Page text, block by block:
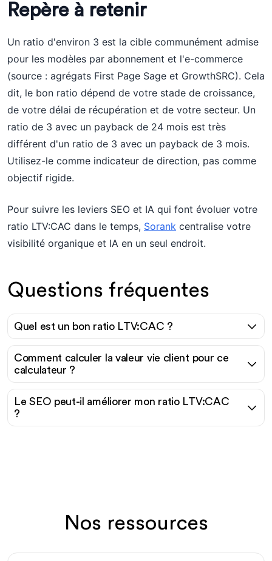
Repère à retenir
Un ratio d'environ 3 est la cible communément admise
pour les modèles par abonnement et l'e-commerce
(source : agrégats First Page Sage et GrowthSRC). Cela
dit, le bon ratio dépend de votre stade de croissance,
de votre délai de récupération et de votre secteur. Un
ratio de 3 avec un payback de 24 mois est très
différent d'un ratio de 3 avec un payback de 3 mois.
Utilisez-le comme indicateur de direction, pas comme
objectif rigide.
Pour suivre les leviers SEO et IA qui font évoluer votre
ratio LTV:CAC dans le temps, Sorank centralise votre
visibilité organique et IA en un seul endroit.
Questions fréquentes
Quel est un bon ratio LTV:CAC ?
Comment calculer la valeur vie client pour ce
calculateur ?
Le SEO peut-il améliorer mon ratio LTV:CAC
?
Nos ressources